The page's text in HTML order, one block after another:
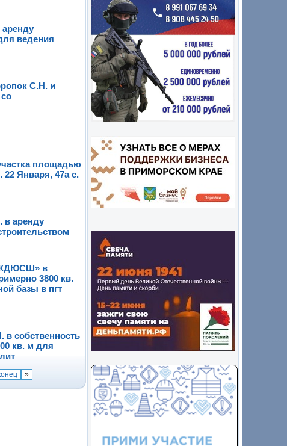
ведения
С.Н. и
площадью
22 Января, 47а с.
в аренду
в
3800 кв.
базы в пгт
собственность
кв. м для
»